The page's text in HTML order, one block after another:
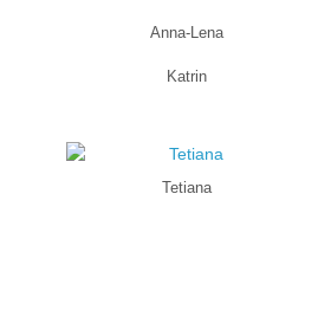
Anna-Lena
Katrin
Tetiana